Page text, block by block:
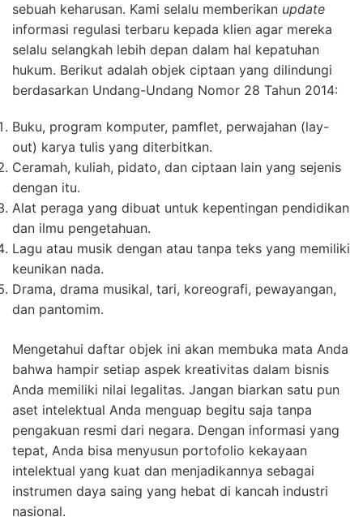
sebuah keharusan. Kami selalu memberikan update
informasi regulasi terbaru kepada klien agar mereka
selalu selangkah lebih depan dalam hal kepatuhan
hukum. Berikut adalah objek ciptaan yang dilindungi
berdasarkan Undang-Undang Nomor 28 Tahun 2014:
Buku, program komputer, pamflet, perwajahan (lay-
out) karya tulis yang diterbitkan.
Ceramah, kuliah, pidato, dan ciptaan lain yang sejenis
dengan itu.
Alat peraga yang dibuat untuk kepentingan pendidikan
dan ilmu pengetahuan.
Lagu atau musik dengan atau tanpa teks yang memiliki
keunikan nada.
Drama, drama musikal, tari, koreografi, pewayangan,
dan pantomim.
Mengetahui daftar objek ini akan membuka mata Anda
bahwa hampir setiap aspek kreativitas dalam bisnis
Anda memiliki nilai legalitas. Jangan biarkan satu pun
aset intelektual Anda menguap begitu saja tanpa
pengakuan resmi dari negara. Dengan informasi yang
tepat, Anda bisa menyusun portofolio kekayaan
intelektual yang kuat dan menjadikannya sebagai
instrumen daya saing yang hebat di kancah industri
nasional.